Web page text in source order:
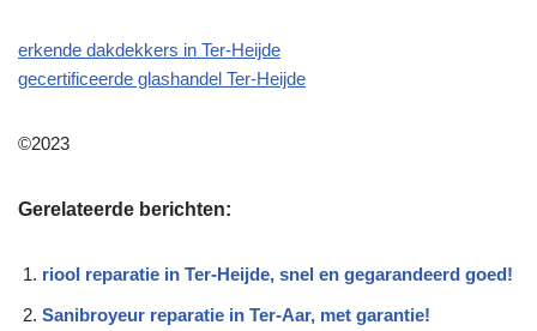
erkende dakdekkers in Ter-Heijde
gecertificeerde glashandel Ter-Heijde
©2023
Gerelateerde berichten:
riool reparatie in Ter-Heijde, snel en gegarandeerd goed!
Sanibroyeur reparatie in Ter-Aar, met garantie!